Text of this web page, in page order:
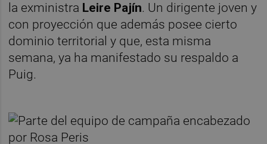
la exministra Leire Pajín. Un dirigente joven y
con proyección que además posee cierto
dominio territorial y que, esta misma
semana, ya ha manifestado su respaldo a
Puig.